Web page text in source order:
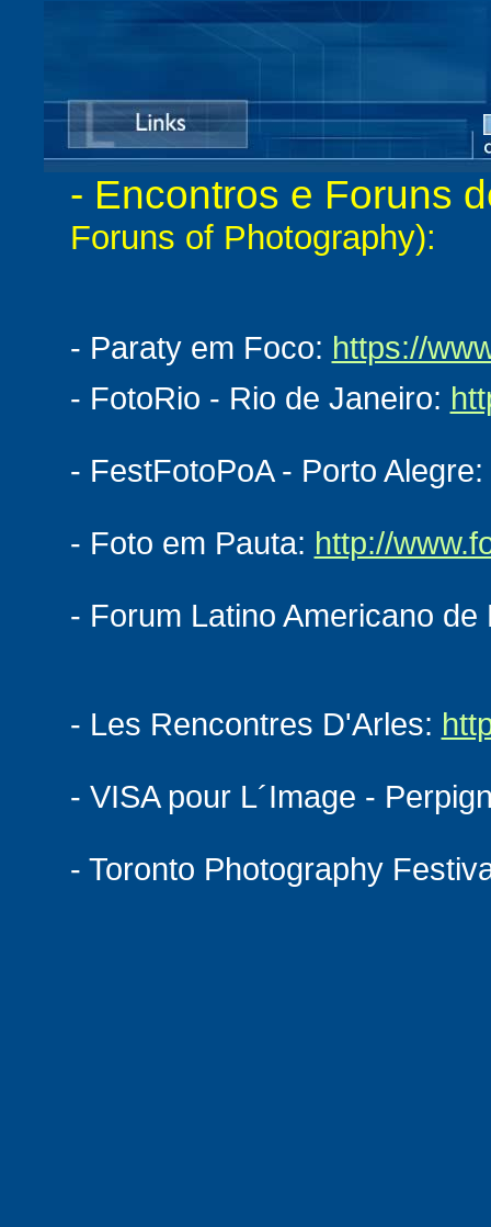
- Encontros e Foruns
Foruns of Photography):
- Paraty em Foco: https://
- FotoRio - Rio de Janeiro:
- FestFotoPoA - Porto Alegre:
- Foto em Pauta: http://
- Forum Latino Americano
- Les Rencontres D'Arles:
- VISA pour L´Image -
- Toronto Photography